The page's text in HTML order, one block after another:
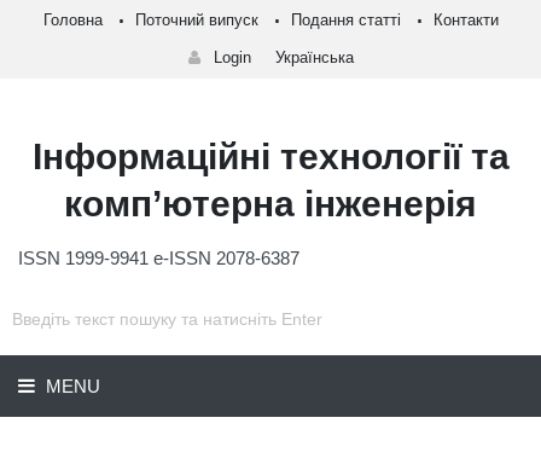
Головна Поточний випуск Подання статті Контакти
Login Українська
Інформаційні технології та
комп’ютерна інженерія
ISSN 1999-9941 e-ISSN 2078-6387
MENU